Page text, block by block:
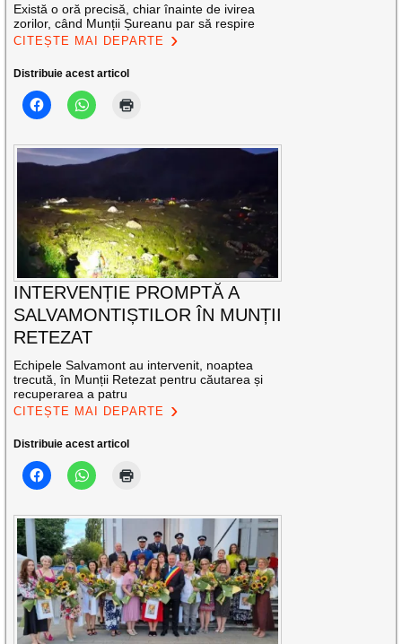
Există o oră precisă, chiar înainte de ivirea
zorilor, când Munții Șureanu par să respire
CITEȘTE MAI DEPARTE
Distribuie acest articol
INTERVENȚIE PROMPTĂ A
SALVAMONTIȘTILOR ÎN MUNȚII
RETEZAT
Echipele Salvamont au intervenit, noaptea
trecută, în Munții Retezat pentru căutarea și
recuperarea a patru
CITEȘTE MAI DEPARTE
Distribuie acest articol